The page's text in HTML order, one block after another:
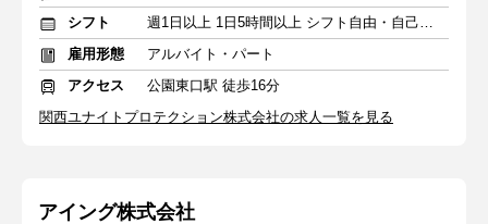
シフト
週1日以上 1日5時間以上 シフト自由・自己申告
雇用形態
アルバイト・パート
アクセス
公園東口駅 徒歩16分
関西ユナイトプロテクション株式会社の求人一覧を見る
アイング株式会社